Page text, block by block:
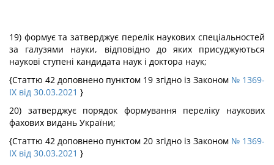
19) формує та затверджує перелік наукових спеціальностей
за галузями науки, відповідно до яких присуджуються
наукові ступені кандидата наук і доктора наук;
{Статтю 42 доповнено пунктом 19 згідно із Законом № 1369-
IX від 30.03.2021 }
20) затверджує порядок формування переліку наукових
фахових видань України;
{Статтю 42 доповнено пунктом 20 згідно із Законом № 1369-
IX від 30.03.2021 }